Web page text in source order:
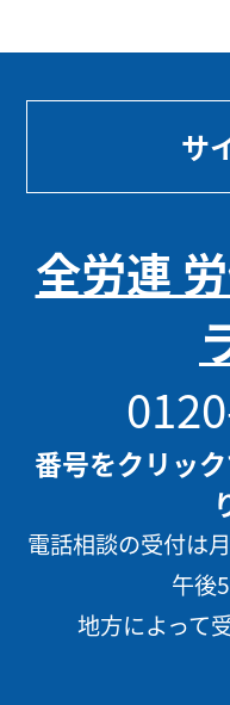
サ
全労連
番号をクリッ
電話相談の受付は
午後
地方によって